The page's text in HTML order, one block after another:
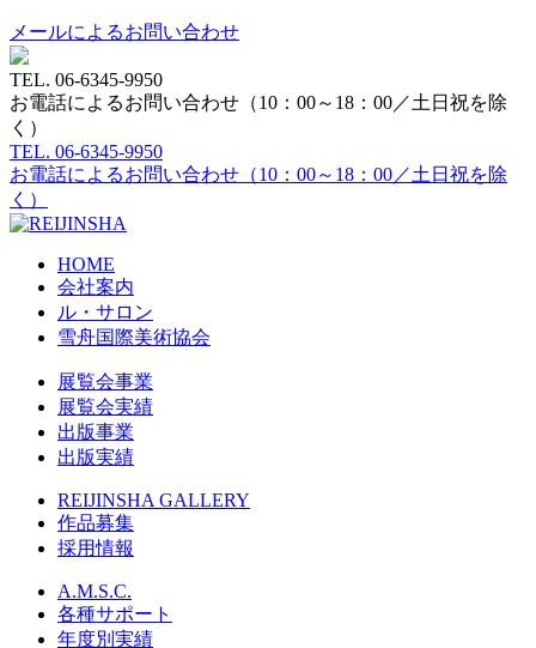
メールによるお問い合わせ
TEL. 06-6345-9950
お電話によるお問い合わせ（10：00～18：00／土日祝を除
く）
TEL. 06-6345-9950
お電話によるお問い合わせ（10：00～18：00／土日祝を除
く）
HOME
会社案内
ル・サロン
雪舟国際美術協会
展覧会事業
展覧会実績
出版事業
出版実績
REIJINSHA GALLERY
作品募集
採用情報
A.M.S.C.
各種サポート
年度別実績